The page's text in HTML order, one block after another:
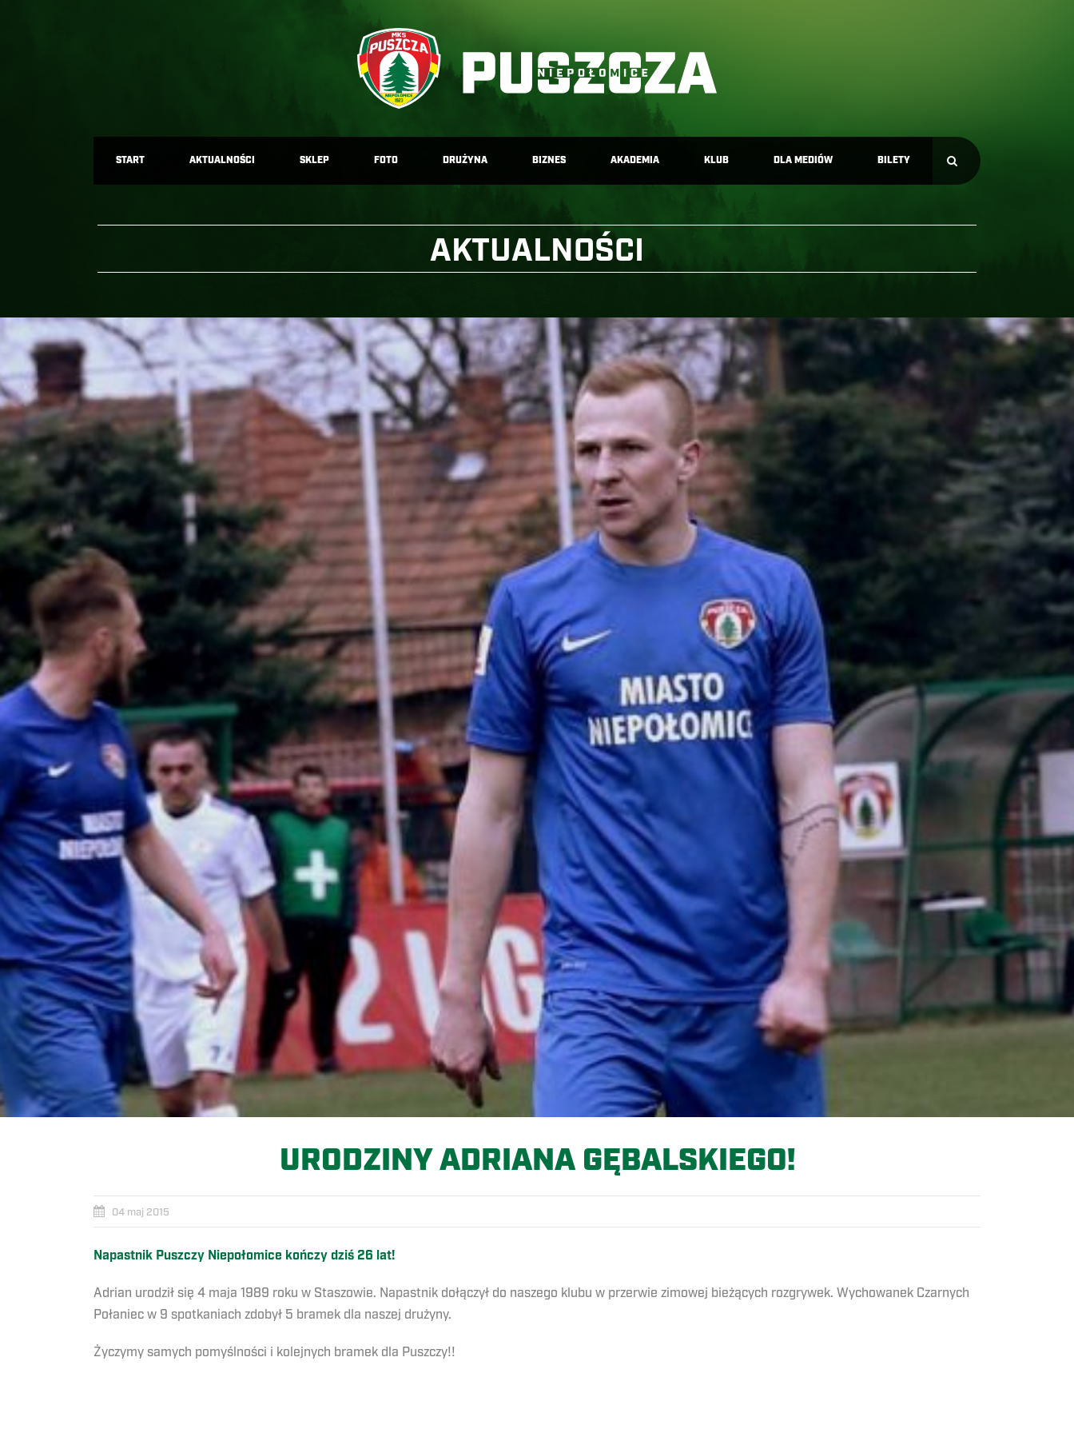
START AKTUALNOŚCI SKLEP FOTO DRUŻYNA BIZNES AKADEMIA KLUB DLA MEDIÓW BILETY
AKTUALNOŚCI
URODZINY ADRIANA GĘBALSKIEGO!
04 maj 2015
Napastnik Puszczy Niepołomice kończy dziś 26 lat!
Adrian urodził się 4 maja 1989 roku w Staszowie. Napastnik dołączył do naszego klubu w przerwie zimowej bieżących rozgrywek. Wychowanek Czarnych
Połaniec w 9 spotkaniach zdobył 5 bramek dla naszej drużyny.
Życzymy samych pomyślności i kolejnych bramek dla Puszczy!!